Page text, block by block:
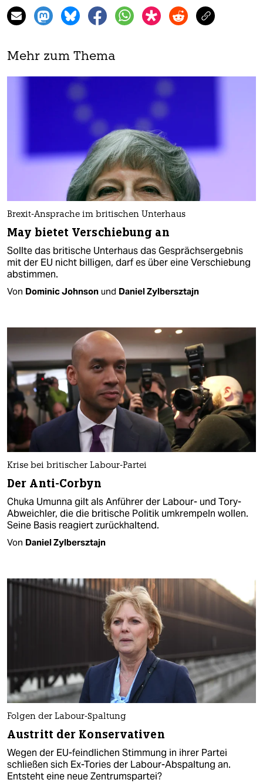
Mehr zum Thema
Brexit-Ansprache im britischen Unterhaus
May bietet Verschiebung an
Sollte das britische Unterhaus das Gesprächsergebnis
mit der EU nicht billigen, darf es über eine Verschiebung
abstimmen.
Von Dominic Johnson und Daniel Zylbersztajn
Krise bei britischer Labour-Partei
Der Anti-Corbyn
Chuka Umunna gilt als Anführer der Labour- und Tory-
Abweichler, die die britische Politik umkrempeln wollen.
Seine Basis reagiert zurückhaltend.
Von Daniel Zylbersztajn
Folgen der Labour-Spaltung
Austritt der Konservativen
Wegen der EU-feindlichen Stimmung in ihrer Partei
schließen sich Ex-Tories der Labour-Abspaltung an.
Entsteht eine neue Zentrumspartei?